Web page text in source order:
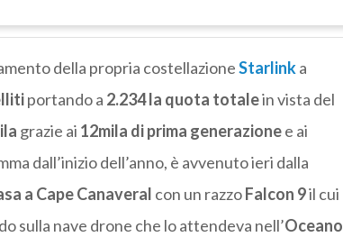
della propria costellazioneStarlink a
portando a 2.234 la quota totalein vista del
grazie ai 12mila di prima generazionee ai
dall’inizio dell’anno, è avvenuto ieri dalla
a Cape Canaveral con un razzoFalcon 9il cui
sulla nave drone che lo attendeva nell’Oceano